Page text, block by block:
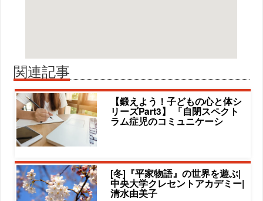
関連記事
【鍛えよう！子どもの心と体シ
リーズPart3】 「自閉スペクト
ラム症児のコミュニケーシ
[冬]『平家物語』の世界を遊ぶ|
中央大学クレセントアカデミー|
清水由美子